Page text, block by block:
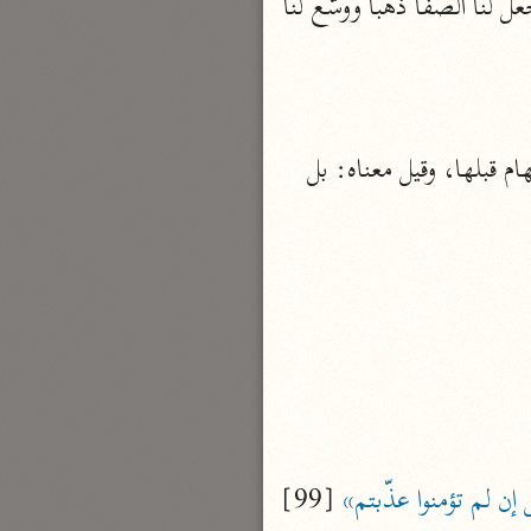
نحو مجلد
أيسر التفاسير
نحو ١٥ مجلدًا
والميم صلة لأنّ أم إذا كان بمعنى العطف لا تكون أبتداء ولا تأتي إلّا مردودة على استفهام قبلها، وقيل معناه: بل
لم تؤمنوا عذّبتم»